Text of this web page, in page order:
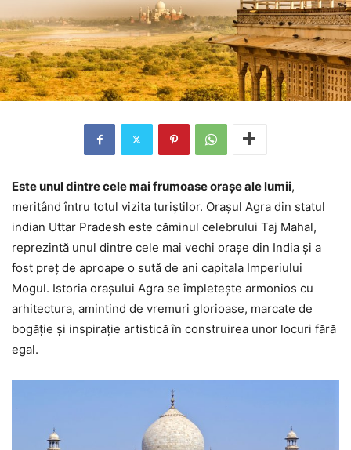
Este unul dintre cele mai frumoase orașe ale lumii,
meritând întru totul vizita turiștilor. Orașul Agra din statul
indian Uttar Pradesh este căminul celebrului Taj Mahal,
reprezintă unul dintre cele mai vechi orașe din India și a
fost preț de aproape o sută de ani capitala Imperiului
Mogul. Istoria orașului Agra se împletește armonios cu
arhitectura, amintind de vremuri glorioase, marcate de
bogăție și inspirație artistică în construirea unor locuri fără
egal.